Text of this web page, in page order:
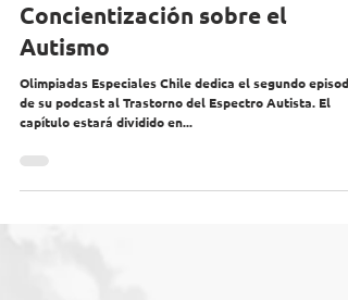
Mundial de la
Concientización sobre el
Autismo
Olimpiadas Especiales Chile dedica el segundo
de su podcast al Trastorno del Espectro Autista. El
capítulo estará dividido en...